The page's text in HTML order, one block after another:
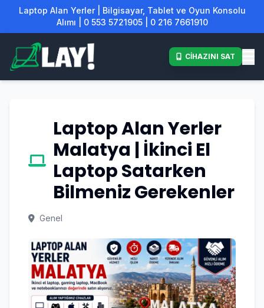
Laptop Alan Yerler | Bilgisayar, Tablet ve Oyun Konsolu
Alımı | 0 553 5721905 | 0 216 7661910
CİHAZINI SAT
Laptop Alan Yerler
Malatya | İkinci El
Laptop Satarken
Bilmeniz Gerekenler
Genel